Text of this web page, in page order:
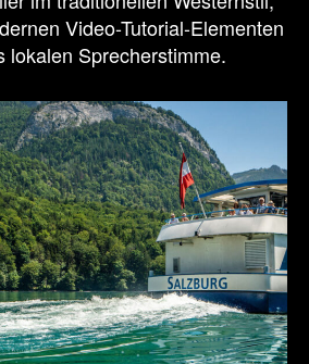
Video-Tutorial-Elementen
lokalen Sprecherstimme.